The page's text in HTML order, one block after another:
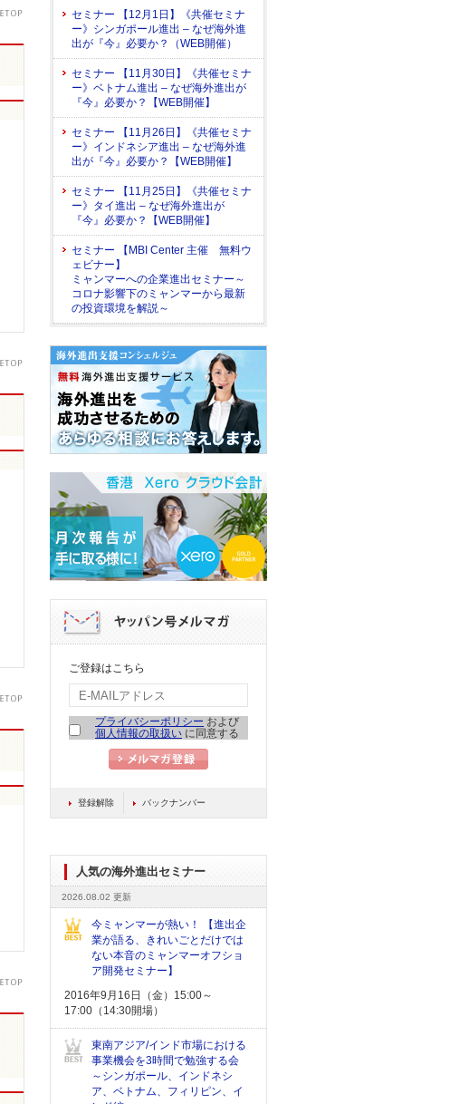
セミナー 【12月1日】《共催セミナ
ー》シンガポール進出 – なぜ海外進
出が『今』必要か？（WEB開催）
セミナー 【11月30日】《共催セミナ
ー》ベトナム進出 – なぜ海外進出が
『今』必要か？【WEB開催】
セミナー 【11月26日】《共催セミナ
ー》インドネシア進出 – なぜ海外進
出が『今』必要か？【WEB開催】
セミナー 【11月25日】《共催セミナ
ー》タイ進出 – なぜ海外進出が
『今』必要か？【WEB開催】
セミナー 【MBI Center 主催 無料ウ
ェビナー】
ミャンマーへの企業進出セミナー～
コロナ影響下のミャンマーから最新
の投資環境を解説～
ご登録はこちら
プライバシーポリシー および
個人情報の取扱い に同意する
登録解除 バックナンバー
人気の海外進出セミナー
2026.08.02 更新
今ミャンマーが熱い！ 【進出企
業が語る、きれいごとだけでは
ない本音のミャンマーオフショ
ア開発セミナー】
2016年9月16日（金）15:00～
17:00（14:30開場）
東南アジア/インド市場における
事業機会を3時間で勉強する会
～シンガポール、インドネシ
ア、ベトナム、フィリピン、イ